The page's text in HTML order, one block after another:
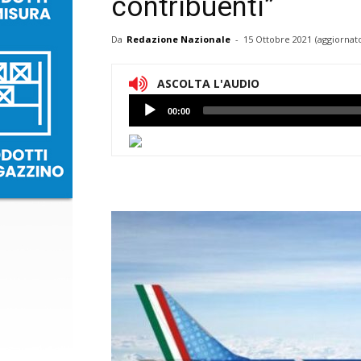
contribuenti”
Da Redazione Nazionale - 15 Ottobre 2021
ASCOLTA L'AUDIO
Lettore
Audio
00:00